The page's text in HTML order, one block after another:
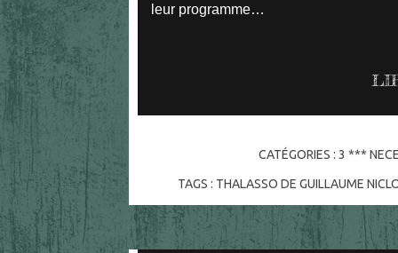
leur programme…
CATÉGORIES : 3 ***
TAGS : THALASSO DE GUILLAUME